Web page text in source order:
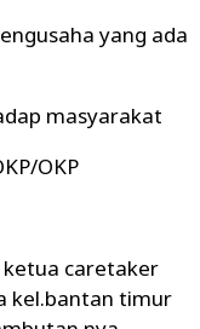
yang ada
masyarakat
OKP
ketua caretaker
kel.bantan timur